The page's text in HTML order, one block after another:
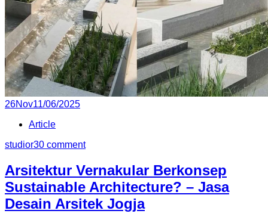
Posted
26Nov11/06/2025
Article
studior30 comment
Arsitektur Vernakular Berkonsep
Sustainable Architecture? – Jasa
Desain Arsitek Jogja